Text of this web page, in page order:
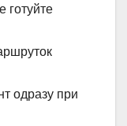
готуйте
одразу при